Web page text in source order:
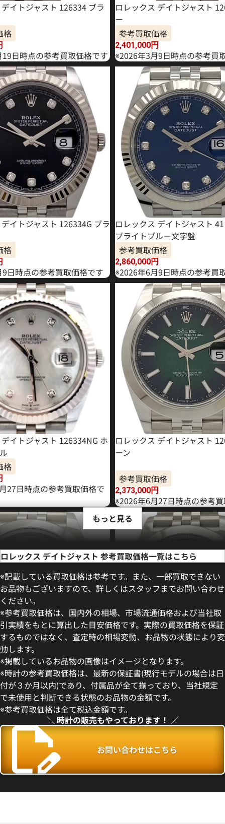
イトジャスト 126334 ブラ
格
日時点の参考買取価格です
ロレックス デイトジャスト
ー
参考買取価格
2,401,000円
※2026年3月9日時点の参考買
イトジャスト 126334G ブラ
格
日時点の参考買取価格です
ロレックス デイトジャスト
ブライトブルー文字盤
参考買取価格
2,860,000円
※2026年6月9日時点の参考買
イトジャスト 126334NG ホ
格
27日時点の参考買取価格で
ロレックス デイトジャスト
ーン
参考買取価格
2,373,000円
※2026年6月27日時点の参考
イトジャスト 41 126300 ス
格
点の参考買取価格です
ロレックス デイトジャスト
ー
参考買取価格
1,727,000
※2026年5月27日時点の参考
もっと見る
ロレックス デイトジャスト 参考買取価格一覧はこちら
※記載している買取価格は参考です。また、一部買取できない
お品物もございますので、詳しくはスタッフまでお問い合わせ
ください。
※参考買取価格は、国内外の相場、市場流通価格および当社取
引実績をもとに算出した目安価格です。実際の買取価格を保証
するものではなく、査定時の相場変動、お品物の状態により変
動します。
※掲載しているお品物の画像はイメージとなります。
※時計の参考買取価格は、最新の保証書(現行モデルの場合は日
付が３か月以内)であり、付属品が全て揃っており、当社規定
で未使用と判断できる状態のお品物の金額です。
※参考買取価格は全て税込金額です。
＼ 時計の販売もやっております！ ／
お問い合わせはこちら